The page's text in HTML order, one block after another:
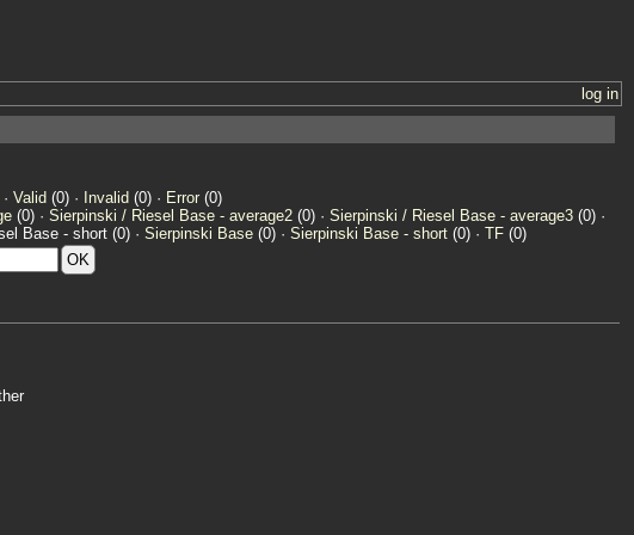
log in
Valid (0) · Invalid (0) · Error (0)
(0) · Sierpinski / Riesel Base - average2(0) · Sierpinski / Riesel Base - average3(0) ·
Base - short (0) · Sierpinski Base(0) · Sierpinski Base - short(0) · TF(0)